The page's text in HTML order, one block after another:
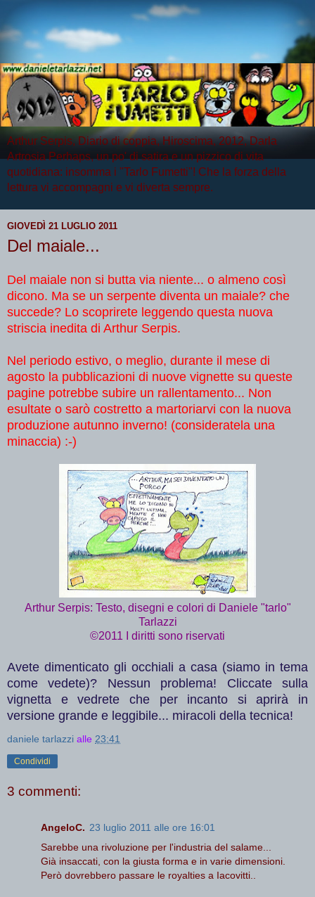
Arthur Serpis, Diario di coppia, Hiroscima, 2012, Darla
Artrosia Perhaps, un po' di satira e un pizzico di vita
quotidiana: insomma i "Tarlo Fumetti"! Che la forza della
lettura vi accompagni e vi diverta sempre.
GIOVEDÌ 21 LUGLIO 2011
Del maiale...
Del maiale non si butta via niente... o almeno così
dicono. Ma se un serpente diventa un maiale? che
succede? Lo scoprirete leggendo questa nuova
striscia inedita di Arthur Serpis.
Nel periodo estivo, o meglio, durante il mese di
agosto la pubblicazioni di nuove vignette su queste
pagine potrebbe subire un rallentamento... Non
esultate o sarò costretto a martoriarvi con la nuova
produzione autunno inverno! (consideratela una
minaccia) :-)
Arthur Serpis: Testo, disegni e colori di Daniele "tarlo"
Tarlazzi
©2011 I diritti sono riservati
Avete dimenticato gli occhiali a casa (siamo in tema
come vedete)? Nessun problema! Cliccate sulla
vignetta e vedrete che per incanto si aprirà in
versione grande e leggibile... miracoli della tecnica!
daniele tarlazzi alle 23:41
Condividi
3 commenti:
AngeloC. 23 luglio 2011 alle ore 16:01
Sarebbe una rivoluzione per l'industria del salame...
Già insaccati, con la giusta forma e in varie dimensioni.
Però dovrebbero passare le royalties a Iacovitti..